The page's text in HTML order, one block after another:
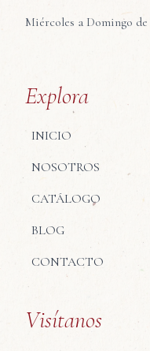
Explora
INICIO
NOSOTROS
CATÁLOGO
BLOG
CONTACTO
Visítanos
Miércoles a Domingo de